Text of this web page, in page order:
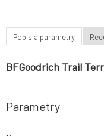
Popis a parametry
BFGoodrich Trail
Parametry